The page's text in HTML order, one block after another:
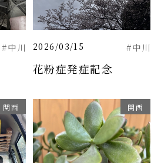
#中川 2026/03/15 #中川
花粉症発症記念
関西 関西